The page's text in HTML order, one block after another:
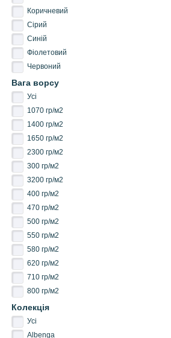
Коричневий
Сірий
Синій
Фіолетовий
Червоний
Вага ворсу
Усі
1070 гр/м2
1400 гр/м2
1650 гр/м2
2300 гр/м2
300 гр/м2
3200 гр/м2
400 гр/м2
470 гр/м2
500 гр/м2
550 гр/м2
580 гр/м2
620 гр/м2
710 гр/м2
800 гр/м2
Колекція
Усі
Albenga